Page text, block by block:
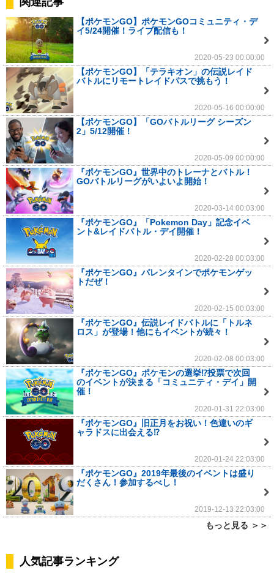
【ポケモンGO】ポケモンGOコミュニティ・デ
イ5/24開催！ライブ配信も！
2020-05-23 00:00:00
【ポケモンGO】「テラキオン」の伝説レイド
バトルにリモートレイドパスで挑もう！
2020-05-16 00:00:00
【ポケモンGO】「GOバトルリーグ シーズン
2」5/12開催！
2020-05-09 00:00:00
『ポケモンGO』世界中のトレーナとバトル！
GOバトルリーグがいよいよ開始！
2020-03-14 00:03:00
『ポケモンGO』「Pokemon Day」記念イベ
ント&レイドバトル・デイ開催！
2020-02-28 00:03:00
『ポケモンGO』バレンタインでポケモンゲッ
トだぜ！
2020-02-15 00:03:00
『ポケモンGO』伝説レイドバトルに「トルネ
ロス」が登場！他にもイベントが続々！
2020-02-08 00:03:00
『ポケモンGO』ポケモンの選挙⁉投票で次回
のイベントが決まる「コミュニティ・デイ」開
催！
2020-01-31 22:03:00
『ポケモンGO』旧正月をお祝い！色違いのギ
ャラドスに出会える⁉
2020-01-24 22:03:00
『ポケモンGO』2019年最後のイベントは盛り
だくさん！参加するべし！
2019-12-13 22:03:00
もっと見る ＞＞
人気記事ランキング